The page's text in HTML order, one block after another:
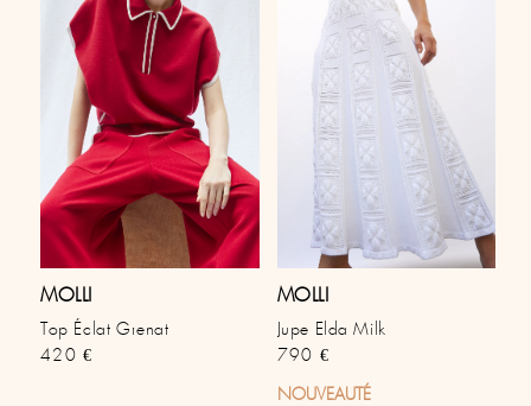
MOLLI
Top Éclat Grenat
Prix habituel
420 €
MOLLI
Jupe Elda Milk
Prix habituel
790 €
NOUVEAUTÉ